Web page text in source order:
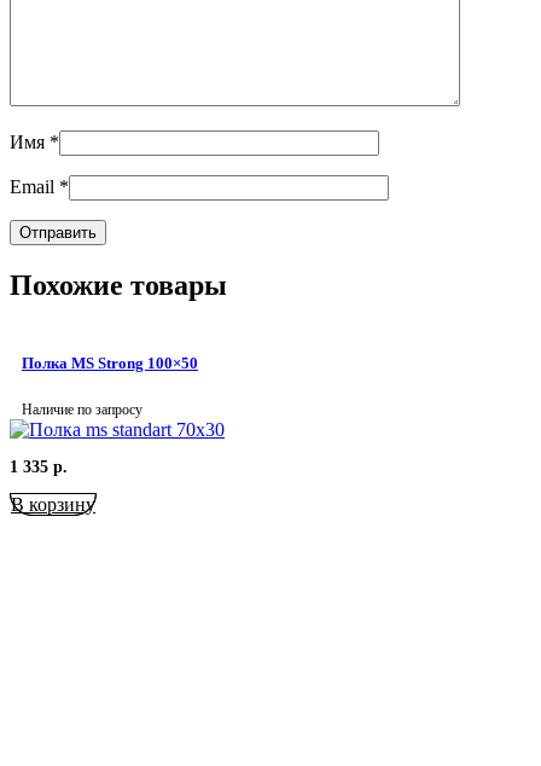
Имя *
Email *
Похожие товары
Полка MS Strong 100×50
Наличие по запросу
1 335 р.
В корзину